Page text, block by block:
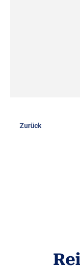
Zurück